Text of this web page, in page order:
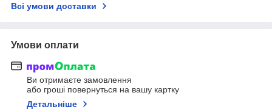
Всі умови доставки
Умови оплати
Ви отримаєте замовлення
або гроші повернуться на вашу картку
Детальніше